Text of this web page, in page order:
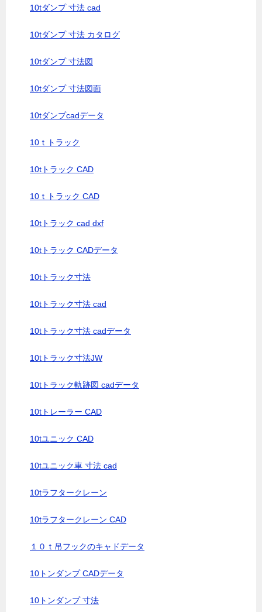
10tダンプ 寸法 cad
10tダンプ 寸法 カタログ
10tダンプ 寸法図
10tダンプ 寸法図面
10tダンプcadデータ
10ｔトラック
10tトラック CAD
10ｔトラック CAD
10tトラック cad dxf
10tトラック CADデータ
10tトラック寸法
10tトラック寸法 cad
10tトラック寸法 cadデータ
10tトラック寸法JW
10tトラック軌跡図 cadデータ
10tトレーラー CAD
10tユニック CAD
10tユニック車 寸法 cad
10tラフタークレーン
10tラフタークレーン CAD
１０ｔ吊フックのキャドデータ
10トンダンプ CADデータ
10トンダンプ 寸法